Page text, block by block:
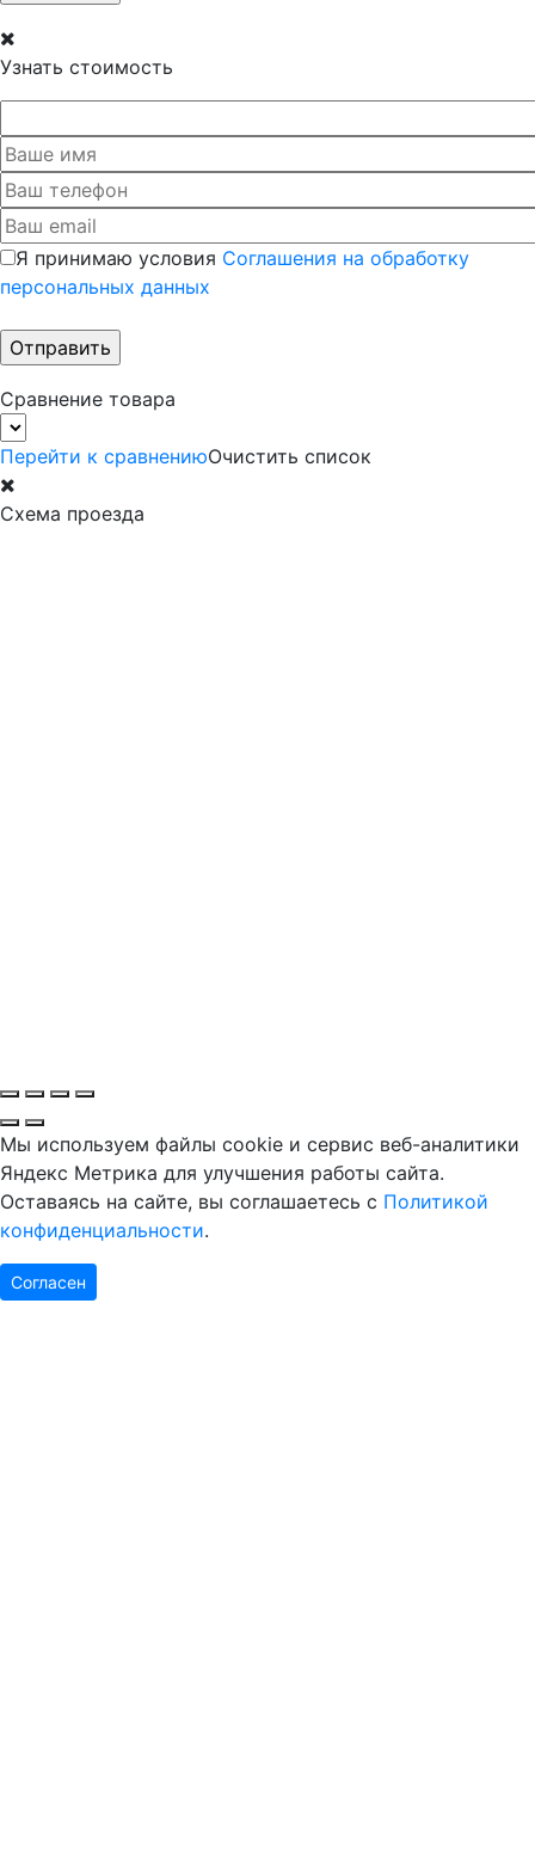
Узнать стоимость
Я принимаю условия Соглашения на обработку
персональных данных
Сравнение товара
Перейти к сравнениюОчистить список
Схема проезда
Мы используем файлы cookie и сервис веб-аналитики
Яндекс Метрика для улучшения работы сайта.
Оставаясь на сайте, вы соглашаетесь с Политикой
конфиденциальности.
Согласен